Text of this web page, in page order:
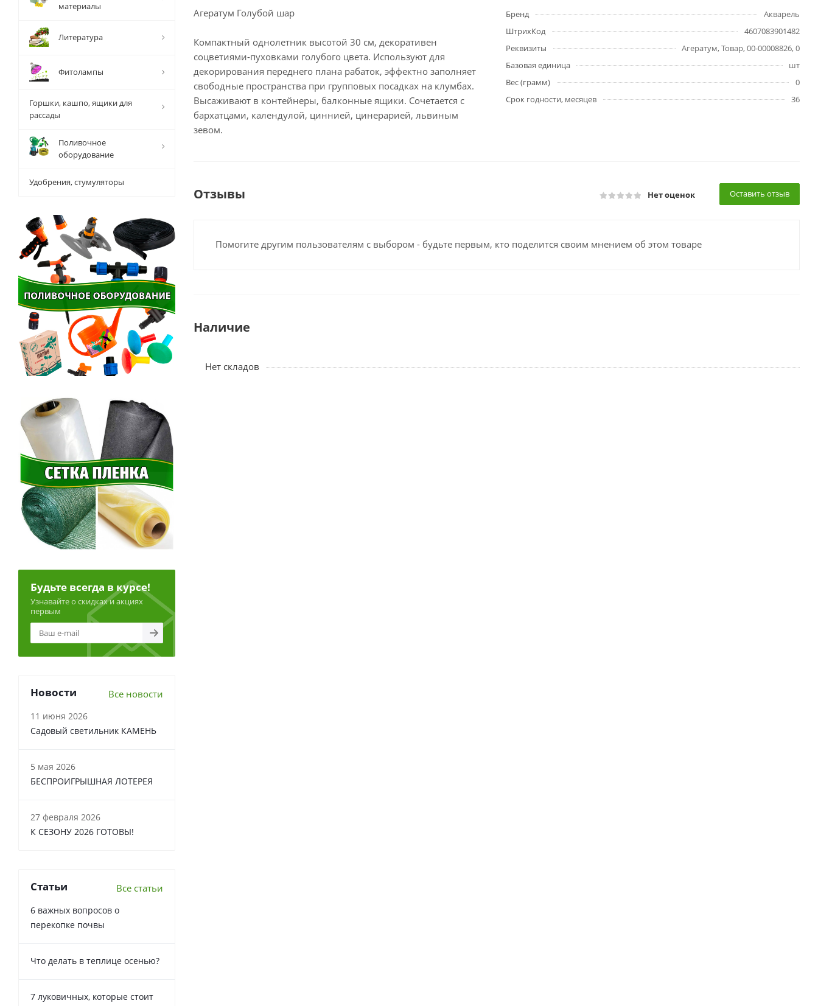
Агератум Голубой шар
Компактный однолетник высотой 30 см, декоративен
соцветиями-пуховками голубого цвета. Используют для
декорирования переднего плана рабаток, эффектно заполняет
свободные пространства при групповых посадках на клумбах.
Высаживают в контейнеры, балконные ящики. Сочетается с
бархатцами, календулой, циннией, цинерарией, львиным
зевом.
Бренд
Акварель
ШтрихКод
4607083901482
Реквизиты
Агератум, Товар, 00-00008826, 0
Базовая единица
шт
Вес (грамм)
0
Срок годности, месяцев
36
Отзывы Нет оценок Оставить отзыв
Помогите другим пользователям с выбором - будьте первым, кто поделится своим мнением об этом товаре
Наличие
Нет складов
материалы
Литература
Фитолампы
Горшки, кашпо, ящики для
рассады
Поливочное
оборудование
Удобрения, стумуляторы
Будьте всегда в курсе!
Узнавайте о скидках и акциях
первым
Новости Все новости
11 июня 2026
Садовый светильник КАМЕНЬ
5 мая 2026
БЕСПРОИГРЫШНАЯ ЛОТЕРЕЯ
27 февраля 2026
К СЕЗОНУ 2026 ГОТОВЫ!
Статьи Все статьи
6 важных вопросов о
перекопке почвы
Что делать в теплице осенью?
7 луковичных, которые стоит